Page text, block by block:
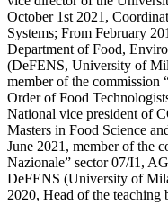
October 1st 2021,
Systems; From February
Department of Food,
(DeFENS, University of
member of the commission
Order of Food
National vice president of
Masters in Food Science
June 2021, member of the
Nazionale” sector 07/I1,
DeFENS (University of
2020, Head of the teaching